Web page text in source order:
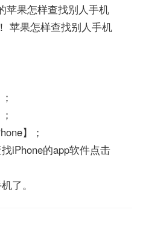
苹果怎样查找别人手机
苹果怎样查找别人手机
】；
iPhone的app软件点击
了。